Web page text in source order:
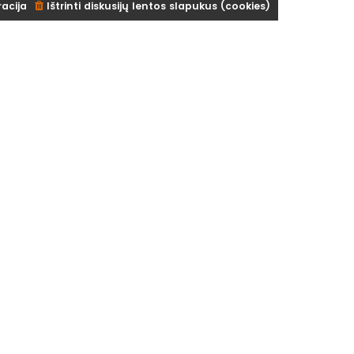
Ištrinti diskusijų lentos slapukus (cookies)